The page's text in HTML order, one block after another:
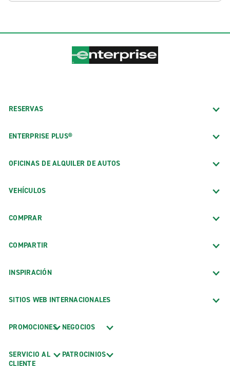
RESERVAS
ENTERPRISE PLUS®
OFICINAS DE ALQUILER DE AUTOS
VEHÍCULOS
COMPRAR
COMPARTIR
INSPIRACIÓN
SITIOS WEB INTERNACIONALES
PROMOCIONES
SERVICIO AL
CLIENTE
NEGOCIOS
PATROCINIOS